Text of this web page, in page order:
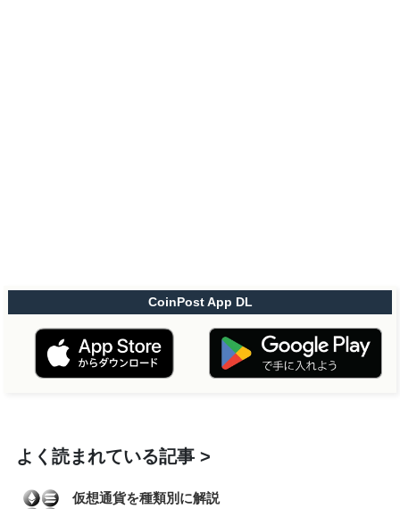
CoinPost App DL
よく読まれている記事
仮想通貨を種類別に解説